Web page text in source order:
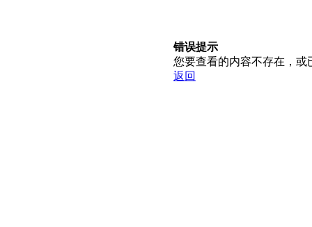
错误提示
您要查看的内容不存在，或
返回